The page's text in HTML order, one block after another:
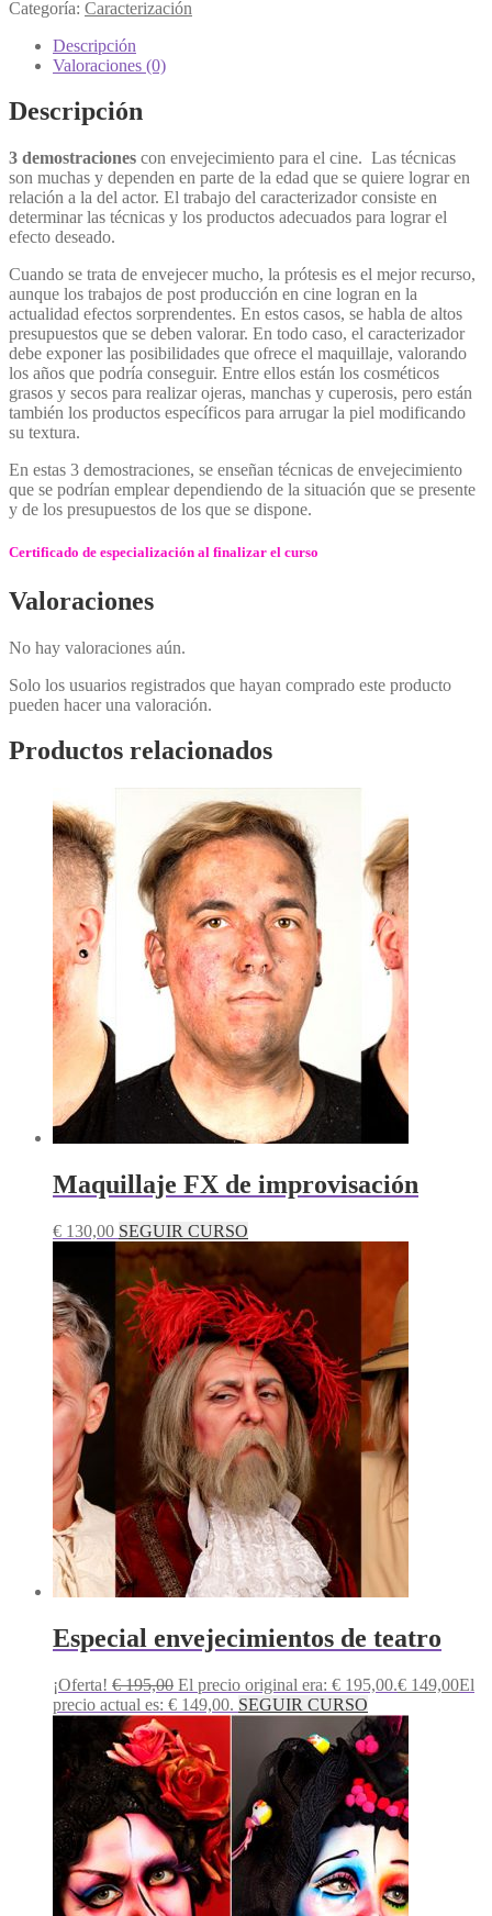
Categoría: Caracterización
Descripción
Valoraciones (0)
Descripción
3 demostraciones con envejecimiento para el cine. Las técnicas
son muchas y dependen en parte de la edad que se quiere lograr en
relación a la del actor. El trabajo del caracterizador consiste en
determinar las técnicas y los productos adecuados para lograr el
efecto deseado.
Cuando se trata de envejecer mucho, la prótesis es el mejor recurso,
aunque los trabajos de post producción en cine logran en la
actualidad efectos sorprendentes. En estos casos, se habla de altos
presupuestos que se deben valorar. En todo caso, el caracterizador
debe exponer las posibilidades que ofrece el maquillaje, valorando
los años que podría conseguir. Entre ellos están los cosméticos
grasos y secos para realizar ojeras, manchas y cuperosis, pero están
también los productos específicos para arrugar la piel modificando
su textura.
En estas 3 demostraciones, se enseñan técnicas de envejecimiento
que se podrían emplear dependiendo de la situación que se presente
y de los presupuestos de los que se dispone.
Certificado de especialización al finalizar el curso
Valoraciones
No hay valoraciones aún.
Solo los usuarios registrados que hayan comprado este producto
pueden hacer una valoración.
Productos relacionados
Maquillaje FX de improvisación
€ 130,00 SEGUIR CURSO
Especial envejecimientos de teatro
¡Oferta! €195,00 El precio original era: € 195,00.€ 149,00El
precio actual es: € 149,00. SEGUIR CURSO